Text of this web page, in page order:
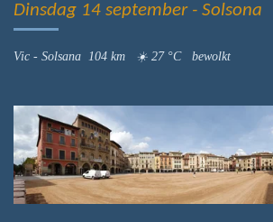
Dinsdag 14 september - Solsona
Vic - Solsana 104 km ☀️ 27 °C bewolkt